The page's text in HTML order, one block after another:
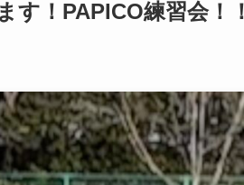
す！PAPICO練習会！！